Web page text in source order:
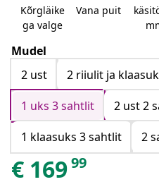
Kõrgläike
ga valge
Vana puit
Mudel
2 ust
2 riiulit ja
1 uks 3 sahtlit
2 ust 2
1 klaasuks 3 sahtlit
2
€ 16999